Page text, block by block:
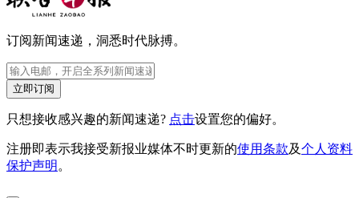
订阅新闻速递，洞悉时代脉搏。
立即订阅
只想接收感兴趣的新闻速递? 点击设置您的偏好。
注册即表示我接受新报业媒体不时更新的使用条款及个人资料
保护声明。